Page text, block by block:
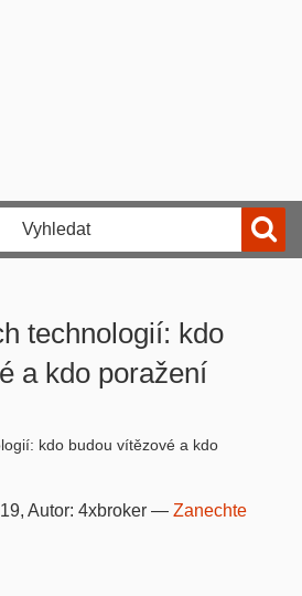
technologií: kdo
a kdo poražení
kdo budou vítězové a kdo
, Autor: 4xbroker — Zanechte